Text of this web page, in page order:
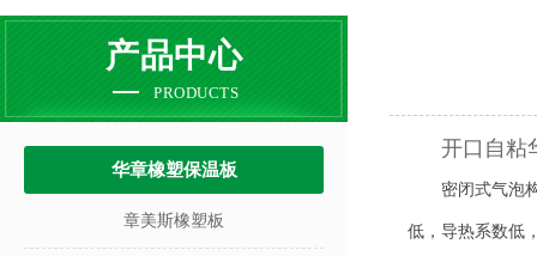
产品中心
PRODUCTS
华章橡塑保温板
章美斯橡塑板
开口自粘
密闭式气泡
低，导热系数低